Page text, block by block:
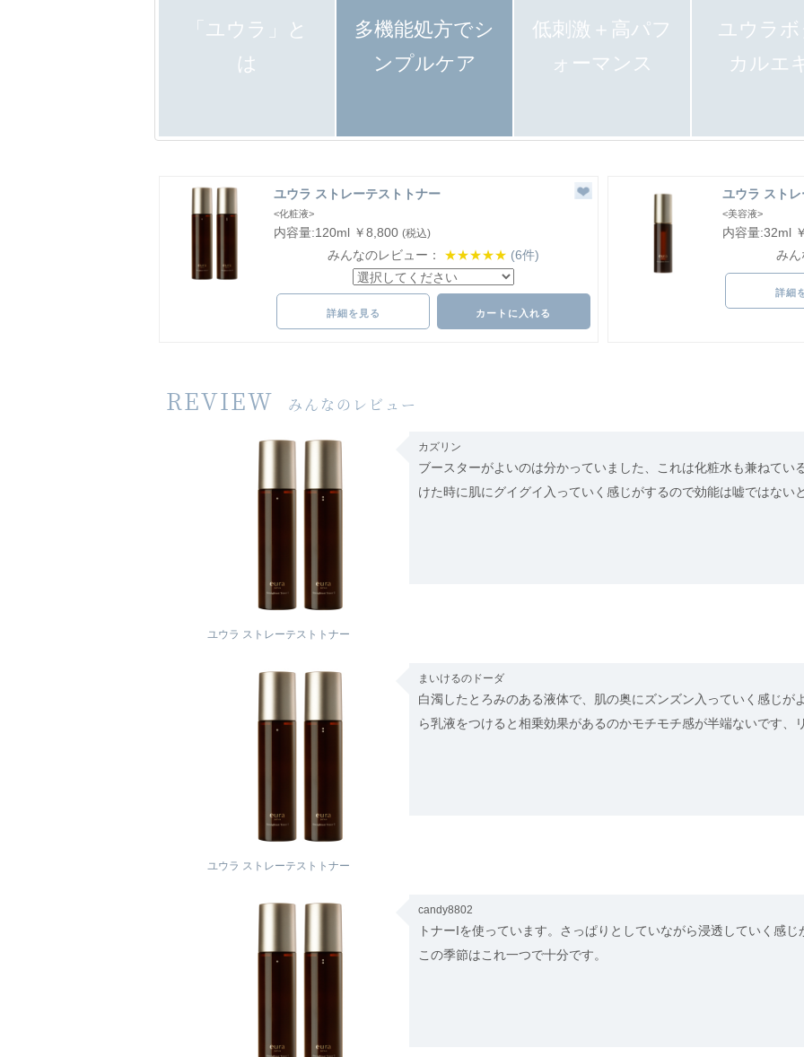
「ユウラ」と
は
多機能処方でシ
ンプルケア
低刺激＋高パフ
ォーマンス
ユウラ
カルエ
ユウラ ストレーテストトナー
<化粧液>
内容量:120ml ￥8,800 (税込)
みんなのレビュー： ★★★★★ (6件)
詳細を見る カートに入れる
ユウラ スト
<美容液>
内容量:32ml
み
詳細
REVIEW みんなのレビュー
ユウラ ストレーテストトナー
カズリン
ブースターがよいのは分かっていました、これは化粧水も兼ねてい
けた時に肌にグイグイ入っていく感じがするので効能は嘘ではない
ユウラ ストレーテストトナー
まいけるのドーダ
白濁したとろみのある液体で、肌の奥にズンズン入っていく感じが
ら乳液をつけると相乗効果があるのかモチモチ感が半端ないです、
candy8802
トナーIを使っています。さっぱりとしていながら浸透していく感
この季節はこれ一つで十分です。